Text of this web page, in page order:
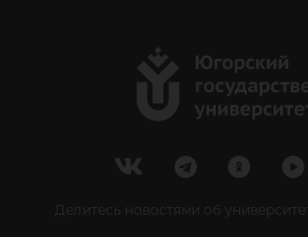
Делитесь новостями об